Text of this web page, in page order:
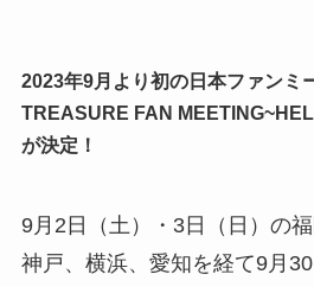
2023年9月より初の日本ファンミ
TREASURE FAN
が決定！
9月2日（土）・3日（日）の福
神戸、横浜、愛知を経て9月